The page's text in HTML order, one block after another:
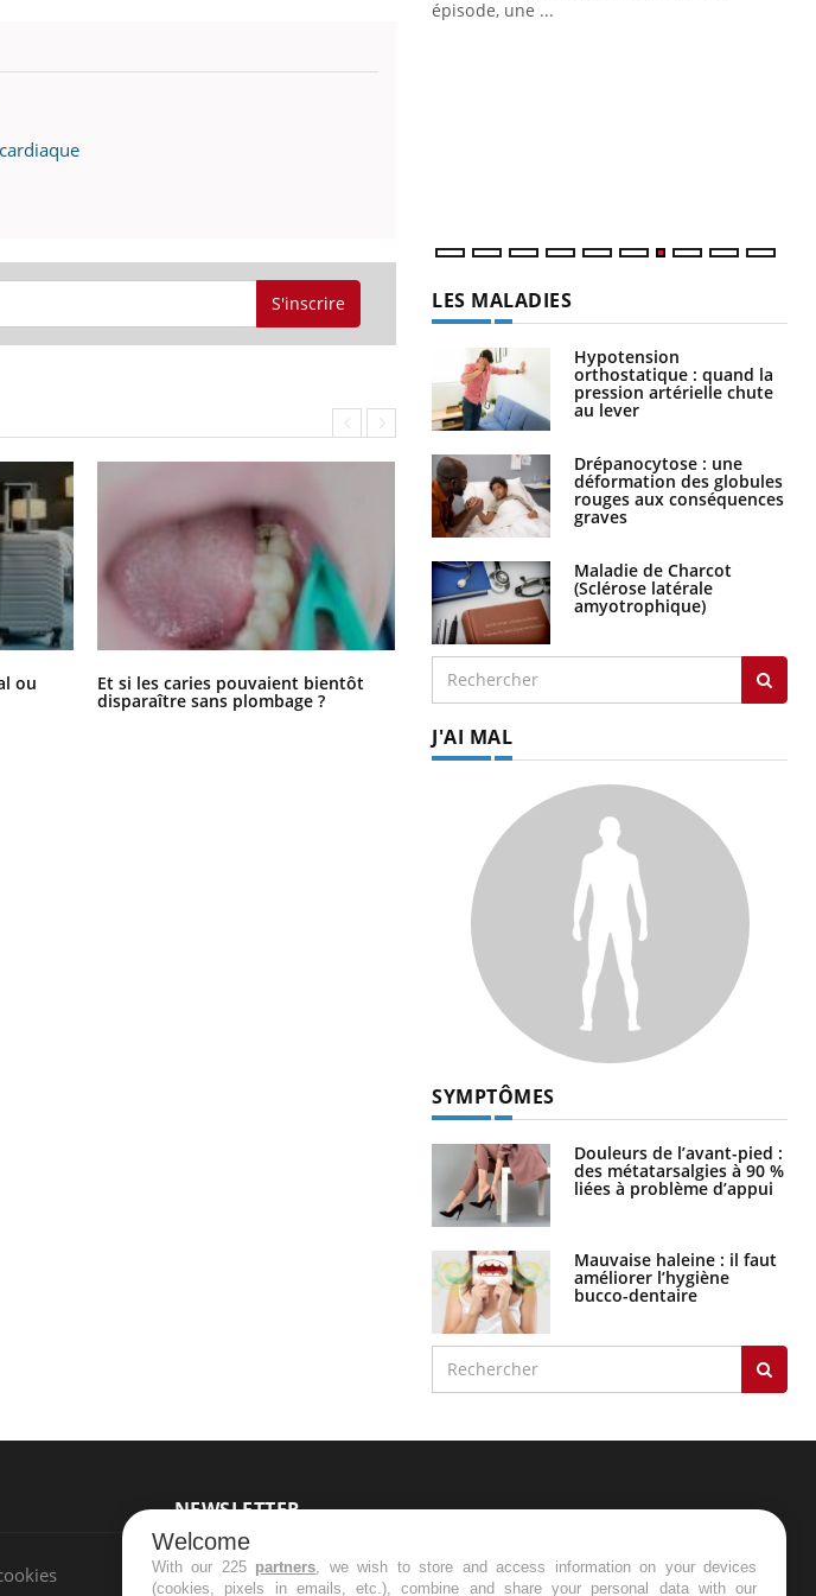
S'inscrire
ou Et si les caries pouvaient bientôt
disparaître sans plombage ?
Éclipse solaire du 12 août : “Des
LES MALADIES
Hypotension
orthostatique : quand la
pression artérielle chute
au lever
Drépanocytose : une
déformation des globules
rouges aux conséquences
graves
Maladie de Charcot
(Sclérose latérale
amyotrophique)
J'AI MAL
SYMPTÔMES
Douleurs de l’avant-pied :
des métatarsalgies à 90 %
liées à problème d’appui
Mauvaise haleine : il faut
améliorer l’hygiène
bucco-dentaire
NEWSLETTER
Recevez toutes les semaines les meilleures
infos santé
Welcome
With our 225 partners, we wish to store and access information on your devices
(cookies, pixels in emails, etc.), combine and share your personal data with our